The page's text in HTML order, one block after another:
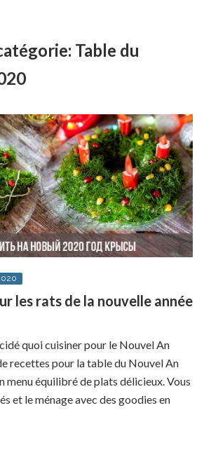
Table du
les rats de la nouvelle année
quoi cuisiner pour le Nouvel An
recettes pour la table du Nouvel An
menu équilibré de plats délicieux. Vous
et le ménage avec des goodies en